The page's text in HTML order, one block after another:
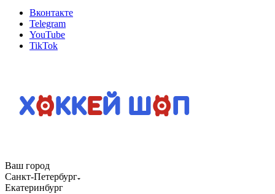
Вконтакте
Telegram
YouTube
TikTok
Ваш город
Санкт-Петербург
Екатеринбург